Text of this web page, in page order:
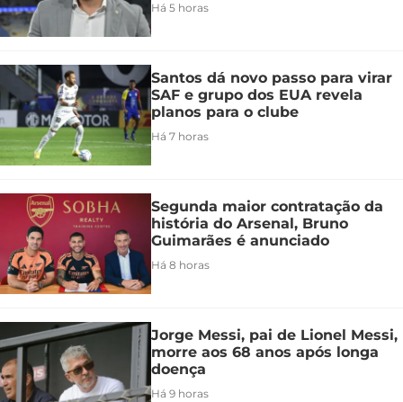
Há 5 horas
Santos dá novo passo para virar
SAF e grupo dos EUA revela
planos para o clube
Há 7 horas
Segunda maior contratação da
história do Arsenal, Bruno
Guimarães é anunciado
Há 8 horas
Jorge Messi, pai de Lionel Messi,
morre aos 68 anos após longa
doença
Há 9 horas